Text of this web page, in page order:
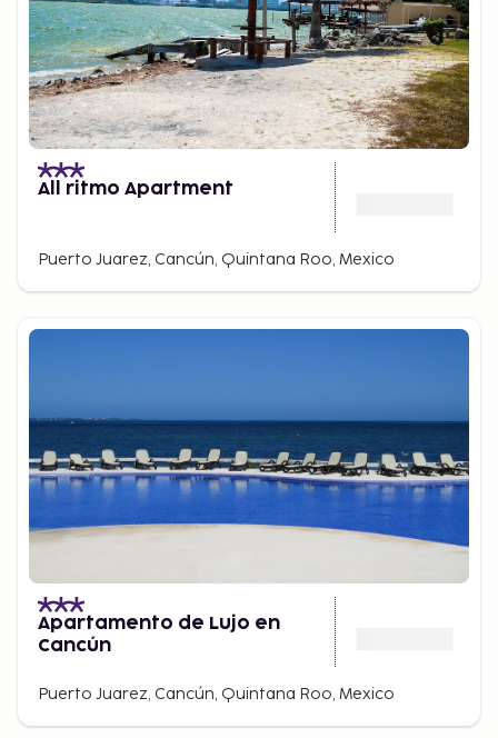
All ritmo Apartment
Puerto Juarez, Cancún, Quintana Roo, Mexico
Apartamento de Lujo en
Cancún
Puerto Juarez, Cancún, Quintana Roo, Mexico